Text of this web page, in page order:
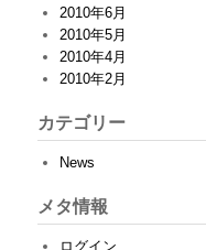
2010年6月
2010年5月
2010年4月
2010年2月
カテゴリー
News
メタ情報
ログイン